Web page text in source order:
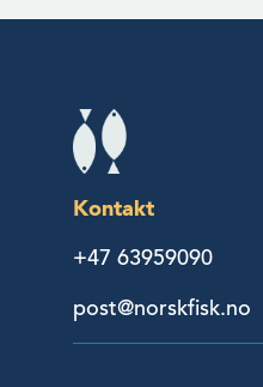
Kontakt
+47 63959090
post@norskfisk.no